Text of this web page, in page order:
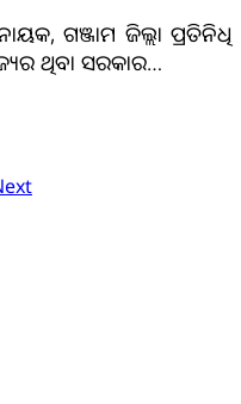
ଗଞ୍ଜାମ ଜିଲ୍ଲା ପ୍ରତିନିଧି
ଥିବା ସରକାର…